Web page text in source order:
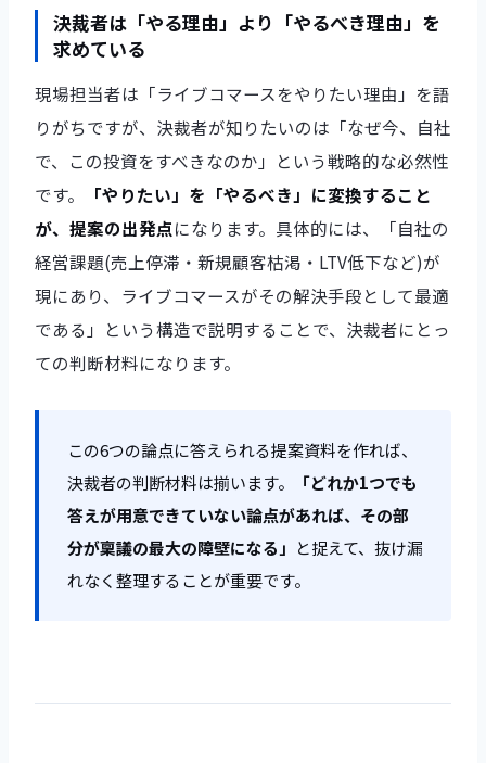
決裁者は「やる理由」より「やるべき理由」を
求めている
現場担当者は「ライブコマースをやりたい理由」を語
りがちですが、決裁者が知りたいのは「なぜ今、自社
で、この投資をすべきなのか」という戦略的な必然性
です。
「やりたい」を「やるべき」に変換すること
が、提案の出発点になります。具体的には、「自社の
経営課題(売上停滞・新規顧客枯渇・LTV低下など)が
現にあり、ライブコマースがその解決手段として最適
である」という構造で説明することで、決裁者にとっ
ての判断材料になります。
この6つの論点に答えられる提案資料を作れば、
決裁者の判断材料は揃います。
「どれか1つでも
答えが用意できていない論点があれば、その部
分が稟議の最大の障壁になる」 と捉えて、抜け漏
れなく整理することが重要です。